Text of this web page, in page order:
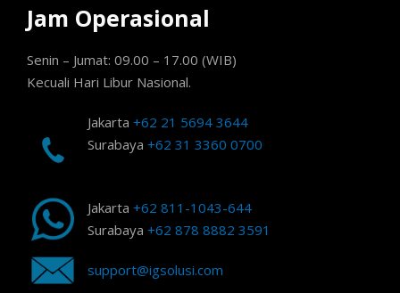
Jam Operasional
Senin – Jumat: 09.00 – 17.00 (WIB)
Kecuali Hari Libur Nasional.
Jakarta +62 21 5694 3644
Surabaya +62 31 3360 0700
Jakarta +62 811-1043-644
Surabaya +62 878 8882 3591
support@igsolusi.com